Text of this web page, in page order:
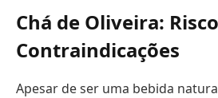
Chá de Oliveira:
Contraindicações
Apesar de ser uma bebida